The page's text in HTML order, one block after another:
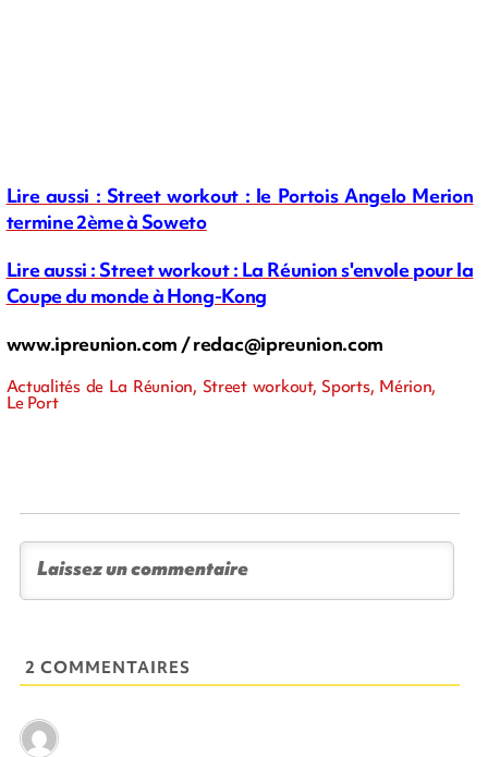
Lire aussi : Street workout : le Portois Angelo Merion
termine 2ème à Soweto
Lire aussi : Street workout : La Réunion s'envole pour la
Coupe du monde à Hong-Kong
www.ipreunion.com /redac@ipreunion.com
Actualités de La Réunion, Street workout, Sports, Mérion,
Le Port
2 COMMENTAIRES